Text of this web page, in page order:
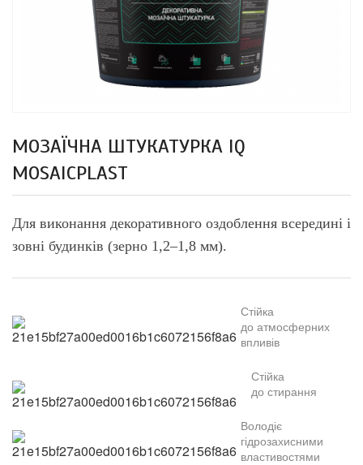
МОЗАЇЧНА ШТУКАТУРКА IQ
MOSAICPLAST
Для виконання декоративного оздоблення всередині і
зовні будинків (зерно 1,2–1,8 мм).
Стійка
до атмосферних
впливів
Стійка
до стирання
Володіє
гідрозахисними
властивостями